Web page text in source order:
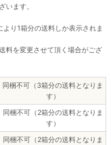
います。
り1箱分の送料しか表示されま
料を変更させて頂く場合がござ
同梱不可（3箱分の送料となりま
す）
同梱不可（2箱分の送料となりま
す）
同梱不可（2箱分の送料となりま